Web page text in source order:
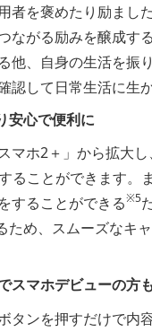
者を褒めたり励まし
ながる励みを醸成す
、自身の生活を振
して日常生活に生
安心で便利に
ホ2＋」から拡大
ることができます。
することができる※5
め、スムーズなキ
スマホデビューの方
ンを押すだけで内